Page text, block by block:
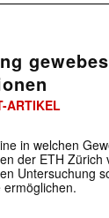
ARTIKEL
in welchen
der ETH
Untersuchung